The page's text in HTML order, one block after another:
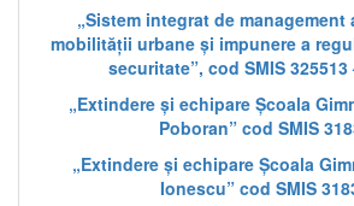
„Sistem integrat de
mobilității urbane și impunere a
securitate”, cod SMIS
„Extindere și echipare Școala
Poboran” cod SMIS
„Extindere și echipare Școala
Ionescu” cod SMIS